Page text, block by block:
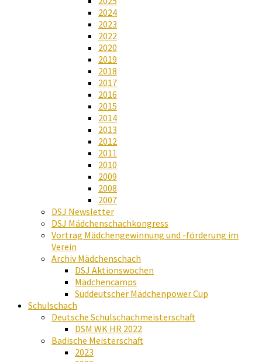
2024
2023
2022
2020
2019
2018
2017
2016
2015
2014
2013
2012
2011
2010
2009
2008
2007
DSJ Newsletter
DSJ Mädchenschachkongress
Vortrag Mädchengewinnung und -förderung im
Verein
Archiv Mädchenschach
DSJ Aktionswochen
Mädchencamps
Süddeutscher Mädchenpower Cup
Schulschach
Deutsche Schulschachmeisterschaft
DSM WK HR 2022
Badische Meisterschaft
2023